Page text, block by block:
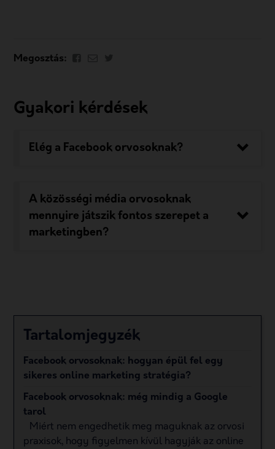
Megosztás:
Gyakori kérdések
Elég a Facebook orvosoknak?
A közösségi média orvosoknak
mennyire játszik fontos szerepet a
marketingben?
Tartalomjegyzék
Facebook orvosoknak: hogyan épül fel egy
sikeres online marketing stratégia?
Facebook orvosoknak: még mindig a Google
tarol
Miért nem engedhetik meg maguknak az orvosi
praxisok, hogy figyelmen kívül hagyják az online